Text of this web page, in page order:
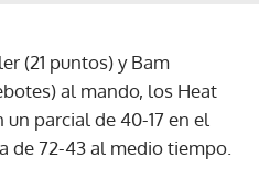
(21 puntos) y Bam
al mando, los Heat
parcial de 40-17 en el
de 72-43 al medio tiempo.